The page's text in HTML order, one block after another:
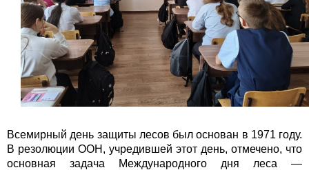
Всемирный день защиты лесов был основан в 1971 году.
В резолюции ООН, учредившей этот день, отмечено, что
основная задача Международного дня леса —